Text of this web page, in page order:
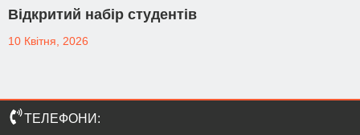
Відкритий набір студентів
10 Квітня, 2026
ТЕЛЕФОНИ: